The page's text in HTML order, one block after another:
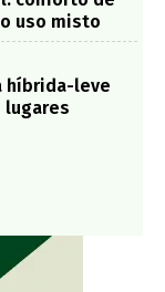
uso misto
híbrida-leve
lugares